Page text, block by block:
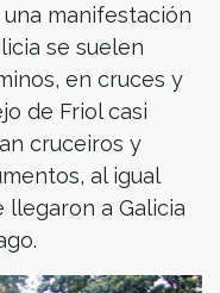
manifestación
se suelen
en cruces y
de Friol casi
cruceiros y
al igual
llegaron a Galicia